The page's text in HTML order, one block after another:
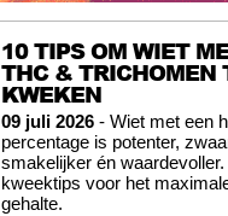
10 TIPS OM WIET
THC & TRICHOMEN
KWEKEN
09 juli 2026 - Wiet met een
percentage is potenter,
smakelijker én
kweektips voor het
gehalte.